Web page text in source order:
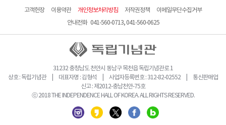
고객헌장 이용약관 개인정보처리방침 저작권정책
이메일무단수집거부
안내전화 041-560-0713, 041-560-0625
31232 충청남도 천안시 동남구 목천읍 독립기념관로 1
상호 : 독립기념관 | 대표자명 : 김형석 | 사업자등록번호 : 312-82-02552 | 통신판매업
신고 : 제2012-충남천안-75호
ⓒ 2018 THE INDEPENDENCE HALL OF KOREA. ALL RIGHTS RESERVED.